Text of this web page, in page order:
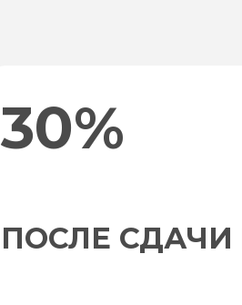
30%
ПОСЛЕ СДАЧИ